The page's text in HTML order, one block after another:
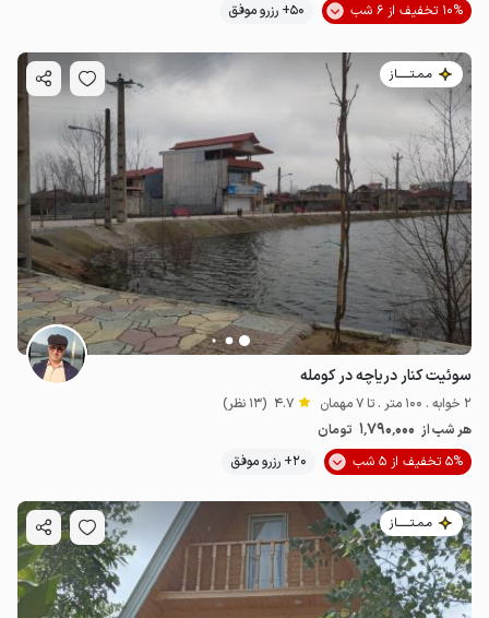
10% تخفیف از 6 شب
50+ رزرو موفق
مـمـتــــــاز
سوئیت کنار دریاچه در کومله
2 خوابه . 100 متر . تا 7 مهمان 4.7 (13 نظر)
هر شب از 1٬790٬000 تومان
5% تخفیف از 5 شب
20+ رزرو موفق
مـمـتــــــاز